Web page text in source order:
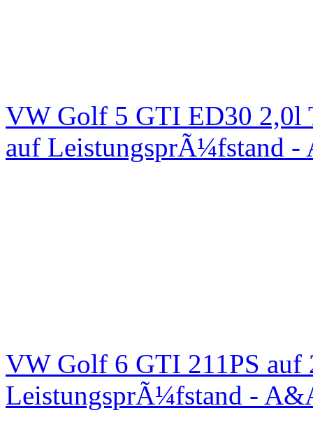
VW Golf 5 GTI ED30 2,0l
auf LeistungsprÃ¼fstand
VW Golf 6 GTI 211PS auf
LeistungsprÃ¼fstand -